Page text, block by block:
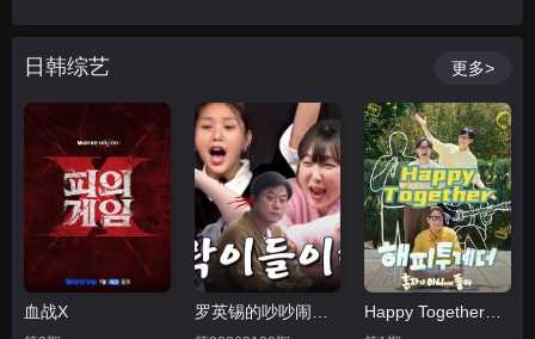
日韩综艺 更多>
血战X 罗英锡的吵吵闹闹 蹦蹦地球游戏厅篇 Happy Together不是一个人真好